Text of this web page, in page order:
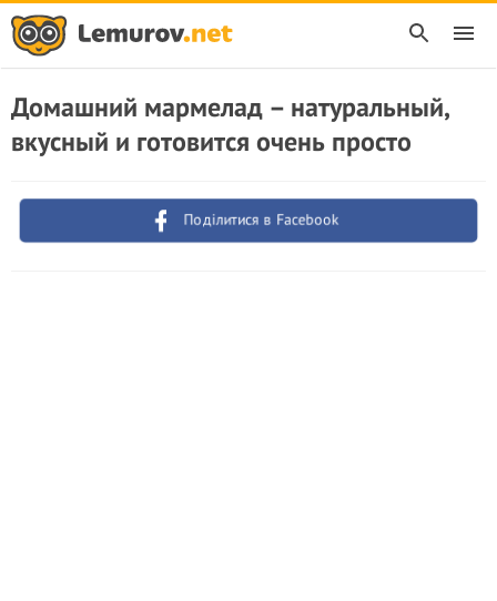
Домашний мармелад – натуральный,
вкусный и готовится очень просто
Поділитися в Facebook